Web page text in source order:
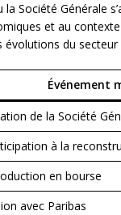
Société Générale
et au
du secteur
Événement
de la Société
à la
en bourse
avec Paribas